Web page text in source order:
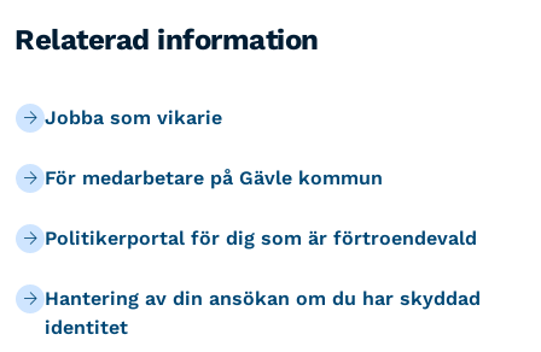
Relaterad information
Jobba som vikarie
För medarbetare på Gävle kommun
Politikerportal för dig som är förtroendevald
Hantering av din ansökan om du har skyddad
identitet